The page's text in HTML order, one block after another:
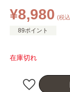
¥8,980 (税
89ポイント
在庫切れ